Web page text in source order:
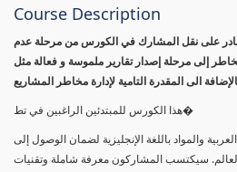
Course Description
3 ساعات قادر على نقل المشارك في الكورس من مرحلة عدم
إلى مرحلة إصدار تقارير ملموسة و فعالة مثل
هذا الكورس للمبتدئين الراغبين في تط�
والمواد باللغة الإنجليزية لضمان الوصول إلى
سيكتسب المشاركون معرفة شاملة وتقنيات